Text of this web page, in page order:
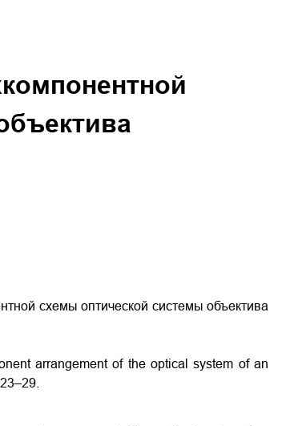
схемы оптической системы объектива
arrangement of the optical system of an